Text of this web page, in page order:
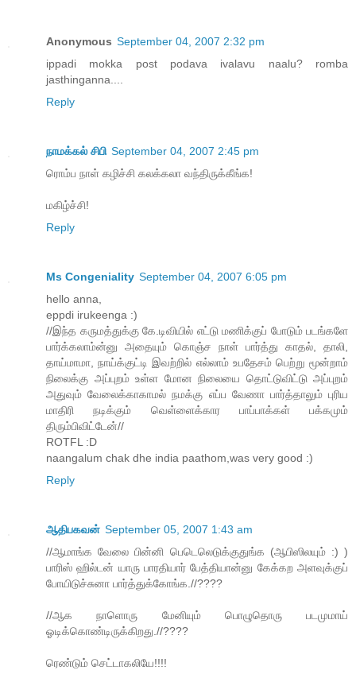
Anonymous September 04, 2007 2:32 pm
ippadi mokka post podava ivalavu naalu? romba
jasthinganna....
Reply
நாமக்கல் சிபி September 04, 2007 2:45 pm
ரொம்ப நாள் கழிச்சி கலக்கலா வந்திருக்கீங்க!
மகிழ்ச்சி!
Reply
Ms Congeniality September 04, 2007 6:05 pm
hello anna,
eppdi irukeenga :)
//இந்த கருமத்துக்கு கே.டிவியில் எட்டு மணிக்குப் போடும் படங்களே
பார்க்கலாம்ன்னு அதையும் கொஞ்ச நாள் பார்த்து காதல், தாலி,
தாய்மாமா, நாய்க்குட்டி இவற்றில் எல்லாம் உபதேசம் பெற்று மூன்றாம்
நிலைக்கு அப்புறம் உள்ள மோன நிலையை தொட்டுவிட்டு அப்புறம்
அதுவும் வேலைக்காகாமல் நமக்கு எப்ப வேணா பார்த்தாலும் புரிய
மாதிரி நடிக்கும் வெள்ளைக்கார பாப்பாக்கள் பக்கமும்
திரும்பிவிட்டேன்//
ROTFL :D
naangalum chak dhe india paathom,was very good :)
Reply
ஆதிபகவன் September 05, 2007 1:43 am
//ஆமாங்க வேலை பின்னி பெடெலெடுக்குதுங்க (ஆபிஸிலயும் :) )
பாரிஸ் ஹில்டன் யாரு பாரதியார் பேத்தியான்னு கேக்கற அளவுக்குப்
போயிடுச்சுனா பார்த்துக்கோங்க.//????
//ஆக நாளொரு மேனியும் பொழுதொரு படமுமாய்
ஓடிக்கொண்டிருக்கிறது.//????
ரெண்டும் செட்டாகலியே!!!!